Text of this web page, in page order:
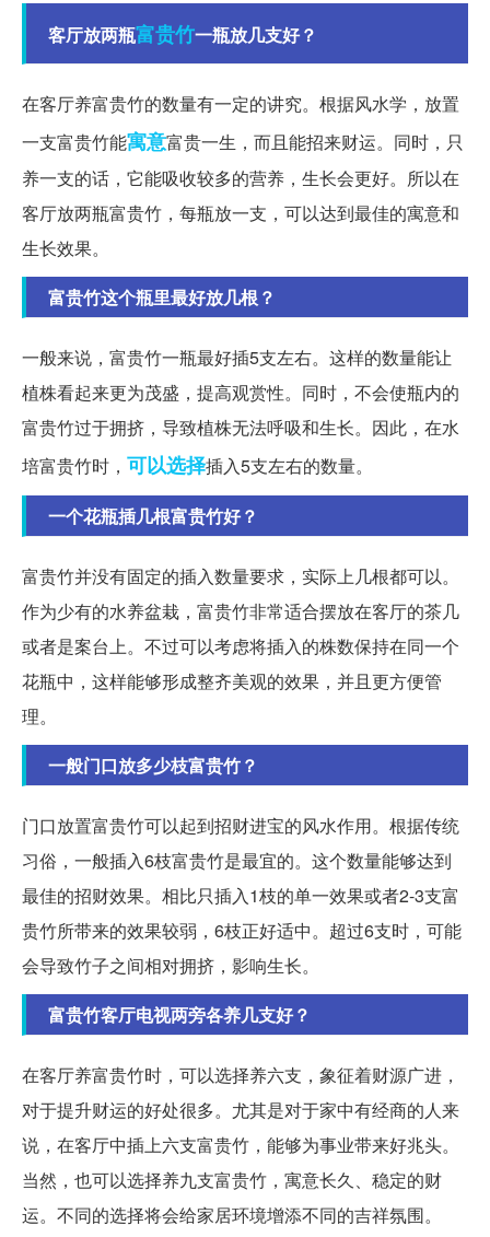
客厅放两瓶富贵竹一瓶放几支好？
在客厅养富贵竹的数量有一定的讲究。根据风水学，放置
一支富贵竹能寓意富贵一生，而且能招来财运。同时，只
养一支的话，它能吸收较多的营养，生长会更好。所以在
客厅放两瓶富贵竹，每瓶放一支，可以达到最佳的寓意和
生长效果。
富贵竹这个瓶里最好放几根？
一般来说，富贵竹一瓶最好插5支左右。这样的数量能让
植株看起来更为茂盛，提高观赏性。同时，不会使瓶内的
富贵竹过于拥挤，导致植株无法呼吸和生长。因此，在水
培富贵竹时， 可以选择插入5支左右的数量。
一个花瓶插几根富贵竹好？
富贵竹并没有固定的插入数量要求，实际上几根都可以。
作为少有的水养盆栽，富贵竹非常适合摆放在客厅的茶几
或者是案台上。不过可以考虑将插入的株数保持在同一个
花瓶中，这样能够形成整齐美观的效果，并且更方便管
理。
一般门口放多少枝富贵竹？
门口放置富贵竹可以起到招财进宝的风水作用。根据传统
习俗，一般插入6枝富贵竹是最宜的。这个数量能够达到
最佳的招财效果。相比只插入1枝的单一效果或者2-3支富
贵竹所带来的效果较弱，6枝正好适中。超过6支时，可能
会导致竹子之间相对拥挤，影响生长。
富贵竹客厅电视两旁各养几支好？
在客厅养富贵竹时，可以选择养六支，象征着财源广进，
对于提升财运的好处很多。尤其是对于家中有经商的人来
说，在客厅中插上六支富贵竹，能够为事业带来好兆头。
当然，也可以选择养九支富贵竹，寓意长久、稳定的财
运。不同的选择将会给家居环境增添不同的吉祥氛围。